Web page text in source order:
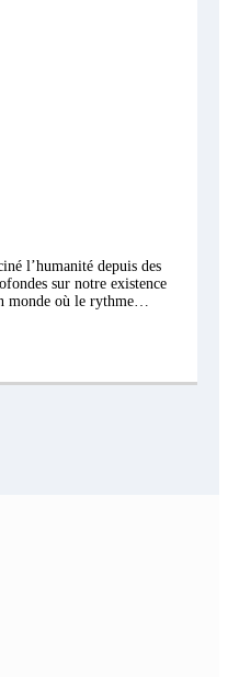
l’humanité depuis des
sur notre existence
monde où le rythme…